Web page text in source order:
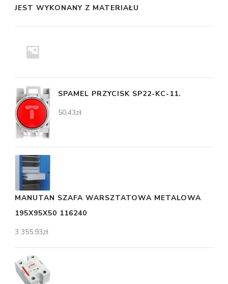
JEST WYKONANY Z MATERIAŁU
SPAMEL PRZYCISK SP22-KC-11.
50,43zł
MANUTAN SZAFA WARSZTATOWA METALOWA
195X95X50 116240
3 355,93zł